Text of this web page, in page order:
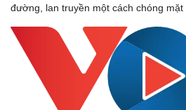
đường, lan truyền một cách chóng